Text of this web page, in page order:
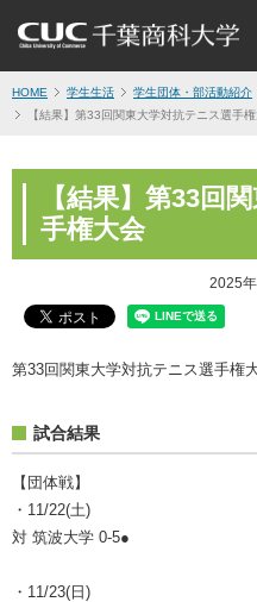
HOME 学生生活 学生団体・部活動紹介
【結果】第33回関東大学対抗テニス選手
【結果】第33回
手権大会
2025
第33回関東大学対抗テニス選手権
試合結果
【団体戦】
・11/22(土)
対 筑波大学 0-5●
・11/23(日)